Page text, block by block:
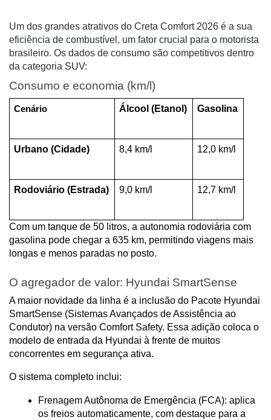
Um dos grandes atrativos do Creta Comfort 2026 é a sua
eficiência de combustível, um fator crucial para o motorista
brasileiro. Os dados de consumo são competitivos dentro
da categoria SUV:
Consumo e economia (km/l)
Cenário Álcool (Etanol) Gasolina
Urbano (Cidade) 8,4 km/l 12,0 km/l
Rodoviário (Estrada) 9,0 km/l 12,7 km/l
Com um tanque de 50 litros, a autonomia rodoviária com
gasolina pode chegar a 635 km, permitindo viagens mais
longas e menos paradas no posto.
O agregador de valor: Hyundai SmartSense
A maior novidade da linha é a inclusão do Pacote Hyundai
SmartSense (Sistemas Avançados de Assistência ao
Condutor) na versão Comfort Safety. Essa adição coloca o
modelo de entrada da Hyundai à frente de muitos
concorrentes em segurança ativa.
O sistema completo inclui:
Frenagem Autônoma de Emergência (FCA): aplica
os freios automaticamente, com destaque para a